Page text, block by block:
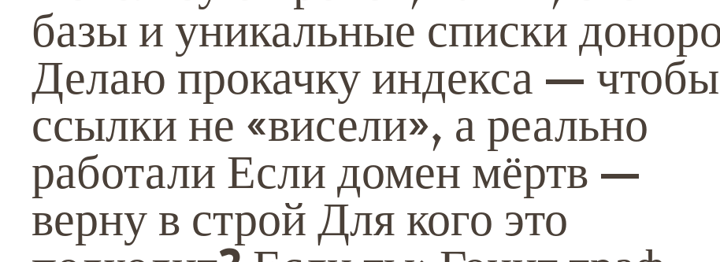
базы и уникальные списки
Делаю прокачку индекса — чтобы
ссылки не «висели», а реально
работали Если домен мёртв —
верну в строй Для кого это